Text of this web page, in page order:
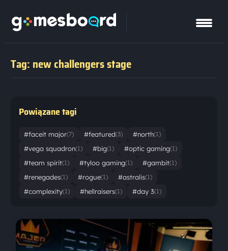
Tag: new challengers stage
Powiązane tagi
#faceit major(7) #featured(3) #north(1)
#vega squadron(1) #big(1) #optic gaming(1)
#team spirit(1) #tyloo gaming(1) #gambit(1)
#renegades(1) #rogue(1) #astralis(1)
#complexity(1) #hellraisers(1) #day 3(1)